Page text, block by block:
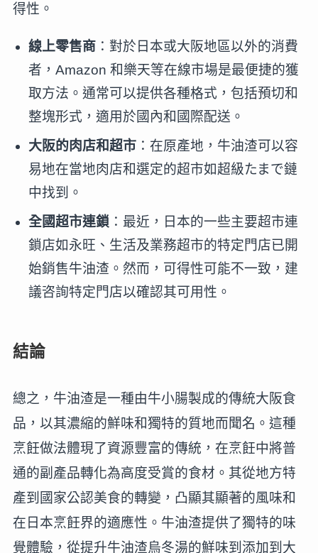
得性。
線上零售商 ：對於日本或大阪地區以外的消費
者，Amazon 和樂天等在線市場是最便捷的獲
取方法。通常可以提供各種格式，包括預切和
整塊形式，適用於國內和國際配送。
大阪的肉店和超市 ：在原產地，牛油渣可以容
易地在當地肉店和選定的超市如超級たまで鏈
中找到。
全國超市連鎖 ：最近，日本的一些主要超市連
鎖店如永旺、生活及業務超市的特定門店已開
始銷售牛油渣。然而，可得性可能不一致，建
議咨詢特定門店以確認其可用性。
結論
總之，牛油渣是一種由牛小腸製成的傳統大阪食
品，以其濃縮的鮮味和獨特的質地而聞名。這種
烹飪做法體現了資源豐富的傳統，在烹飪中將普
通的副產品轉化為高度受賞的食材。其從地方特
產到國家公認美食的轉變，凸顯其顯著的風味和
在日本烹飪界的適應性。牛油渣提供了獨特的味
覺體驗，從提升牛油渣烏冬湯的鮮味到添加到大